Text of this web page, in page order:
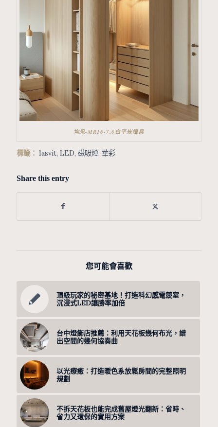
均采-MR16-7.6白平崁燈具
標籤： lasvit, LED, 磁吸燈, 華彩
Share this entry
您可能會喜歡
頂級玩家的秘密基地！打造科幻感電競室，
沉浸式LED讓勝率加倍
台中燈飾店推薦：利用天花板幾何布光，譜
出空間的幾何協奏曲
以光療癒：打造暖色系放鬆房間的完整照明
規劃
不拆天花板也能完成舊屋燈光翻新：省時、
省力又環保的實用方案